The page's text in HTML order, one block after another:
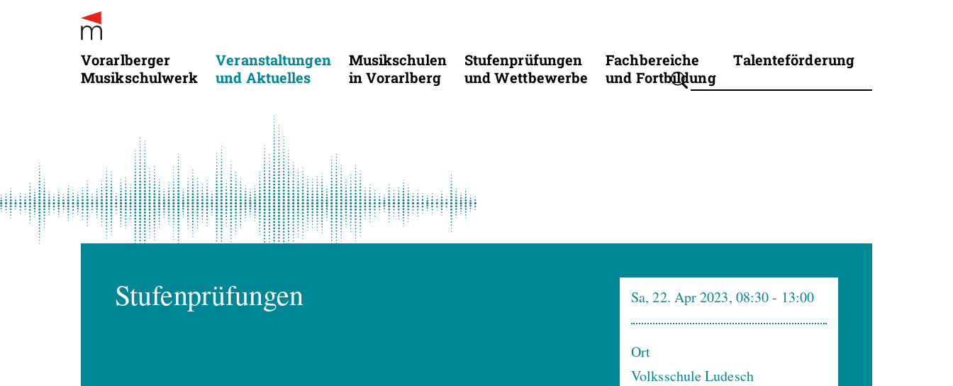
Vorarlberger
Musikschulwerk
Veranstaltungen
und Aktuelles
Musikschulen
in Vorarlberg
Stufenprüfungen
und Wettbewerbe
Fachbereiche
und Fortbildung
Talenteförderung
Suchbegriff eingeben
Stufenprüfungen Sa, 22. Apr 2023, 08:30- 13:00
Ort
Volksschule Ludesch